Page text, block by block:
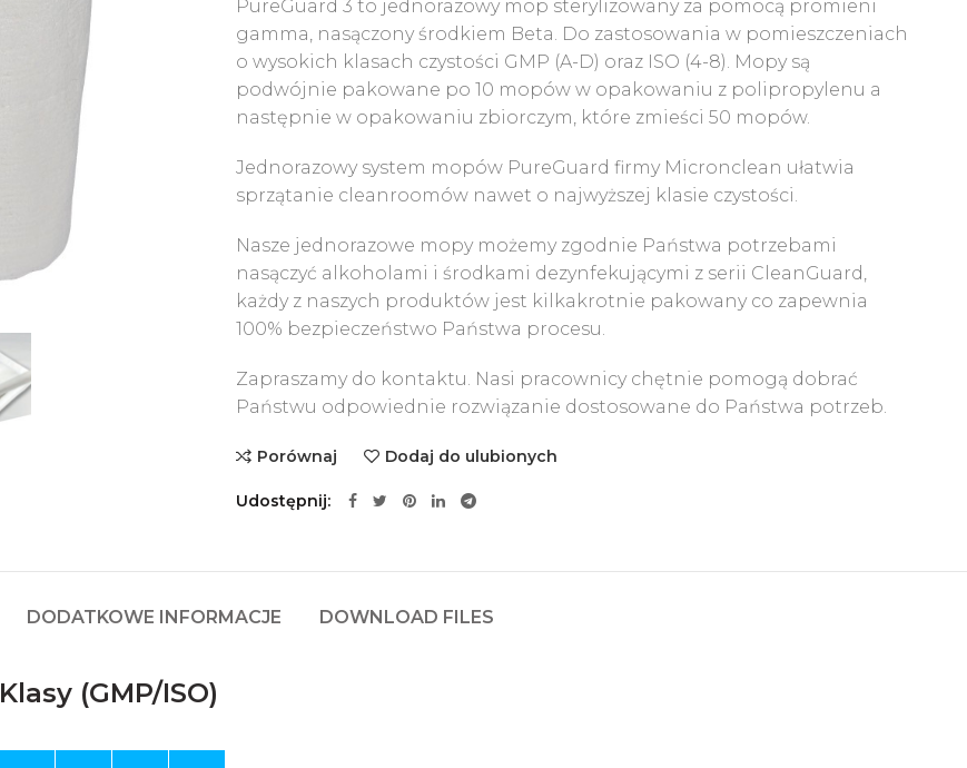
PureGuard 3 to jednorazowy mop sterylizowany za pomocą promieni
gamma, nasączony środkiem Beta. Do zastosowania w pomieszczeniach
o wysokich klasach czystości GMP (A-D) oraz ISO (4-8). Mopy są
podwójnie pakowane po 10 mopów w opakowaniu z polipropylenu a
następnie w opakowaniu zbiorczym, które zmieści 50 mopów.
Jednorazowy system mopów PureGuard firmy Micronclean ułatwia
sprzątanie cleanroomów nawet o najwyższej klasie czystości.
Nasze jednorazowe mopy możemy zgodnie Państwa potrzebami
nasączyć alkoholami i środkami dezynfekującymi z serii CleanGuard,
każdy z naszych produktów jest kilkakrotnie pakowany co zapewnia
100% bezpieczeństwo Państwa procesu.
Zapraszamy do kontaktu. Nasi pracownicy chętnie pomogą dobrać
Państwu odpowiednie rozwiązanie dostosowane do Państwa potrzeb.
Porównaj Dodaj do ulubionych
Udostępnij
DODATKOWE INFORMACJE DOWNLOAD FILES
Klasy (GMP/ISO)